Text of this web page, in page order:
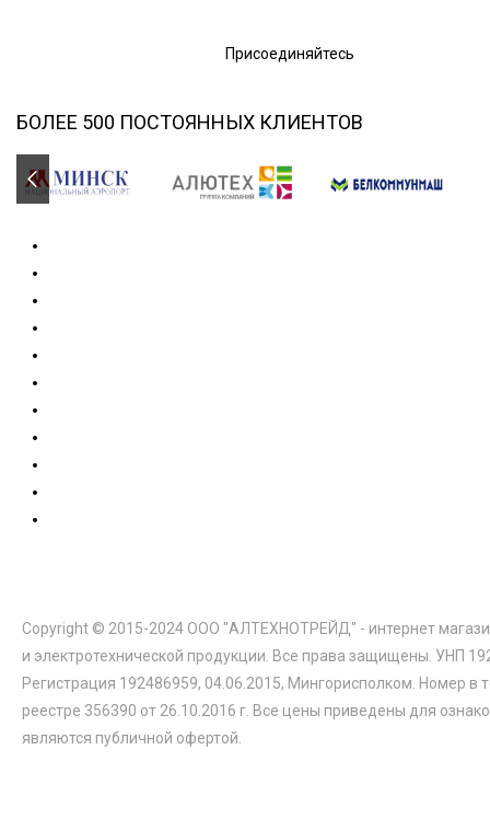
Присоединяйтесь
БОЛЕЕ 500 ПОСТОЯННЫХ КЛИЕНТОВ
Copyright © 2015-2024 ООО "АЛТЕХНОТРЕЙД" - интернет
и электротехнической продукции. Все права защищены. УНП
Регистрация 192486959, 04.06.2015, Мингорисполком. Номер в
реестре 356390 от 26.10.2016 г. Все цены приведены для
являются публичной офертой.